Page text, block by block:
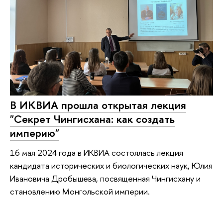
В ИКВИА прошла открытая лекция
"Секрет Чингисхана: как создать
империю"
16 мая 2024 года в ИКВИА состоялась лекция
кандидата исторических и биологических наук, Юлия
Ивановича Дробышева, посвященная Чингисхану и
становлению Монгольской империи.